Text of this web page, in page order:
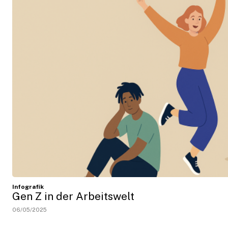
Infografik
Gen Z in der Arbeitswelt
06/05/2025